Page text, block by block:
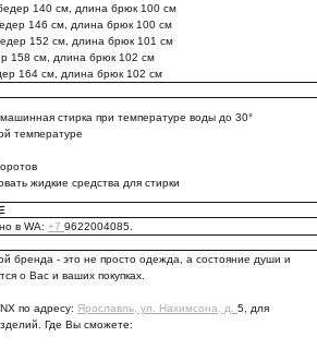
140 см, длина брюк 100 см
146 см, длина брюк 100 см
152 см, длина брюк 101 см
158 см, длина брюк 102 см
164 см, длина брюк 102 см
стирка при температуре воды до 30°
температуре
жидкие средства для стирки
в WA: +7 9622004085.
бренда - это не просто одежда, а состояние души и
о Вас и ваших покупках.
по адресу: Ярославль, ул. Нахимсона, д. 5, для
Где Вы сможете: